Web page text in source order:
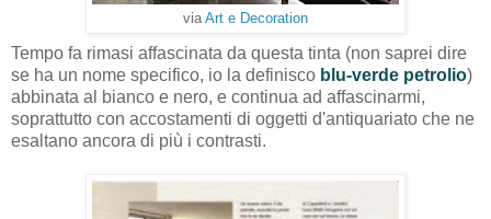
viaArt e Decoration
Tempo fa rimasi affascinata da questa tinta (non saprei dire
se ha un nome specifico, io la definisco blu-verde petrolio)
abbinata al bianco e nero, e continua ad affascinarmi,
soprattutto con accostamenti di oggetti d'antiquariato che ne
esaltano ancora di più i contrasti.